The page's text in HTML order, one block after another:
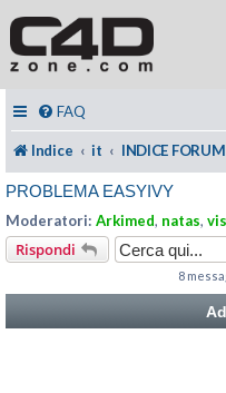
FAQ
Indice it INDICE
PROBLEMA EASYIVY
Moderatori: Arkimed, natas,
Rispondi
8